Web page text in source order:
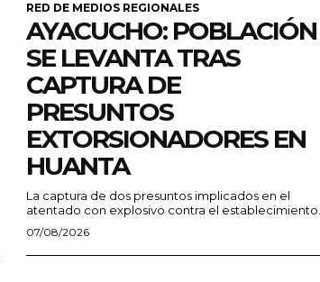
RED DE MEDIOS REGIONALES
AYACUCHO: POBLACIÓN
SE LEVANTA TRAS
CAPTURA DE
PRESUNTOS
EXTORSIONADORES EN
HUANTA
La captura de dos presuntos implicados en el
atentado con explosivo contra el establecimiento...
07/08/2026